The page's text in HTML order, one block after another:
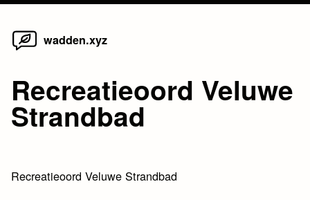
Skip
wadden.xyz
Recreatieoord Veluwe
Strandbad
Recreatieoord Veluwe Strandbad